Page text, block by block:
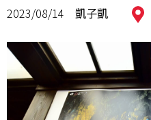
2023/08/14 凱子凱